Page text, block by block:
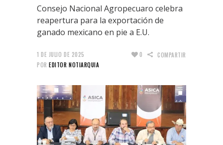
Consejo Nacional Agropecuaro celebra
reapertura para la exportación de
ganado mexicano en pie a E.U.
1 DE JULIO DE 2025
POR EDITOR NOTIARQUIA
0 COMPARTIR